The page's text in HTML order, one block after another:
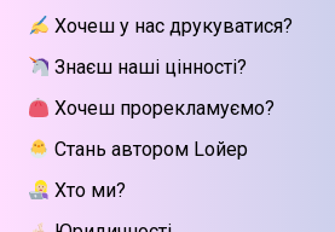
Хочеш у нас друкуватися?
Знаєш наші цінності?
Хочеш прорекламуємо?
Стань автором Lойер
Хто ми?